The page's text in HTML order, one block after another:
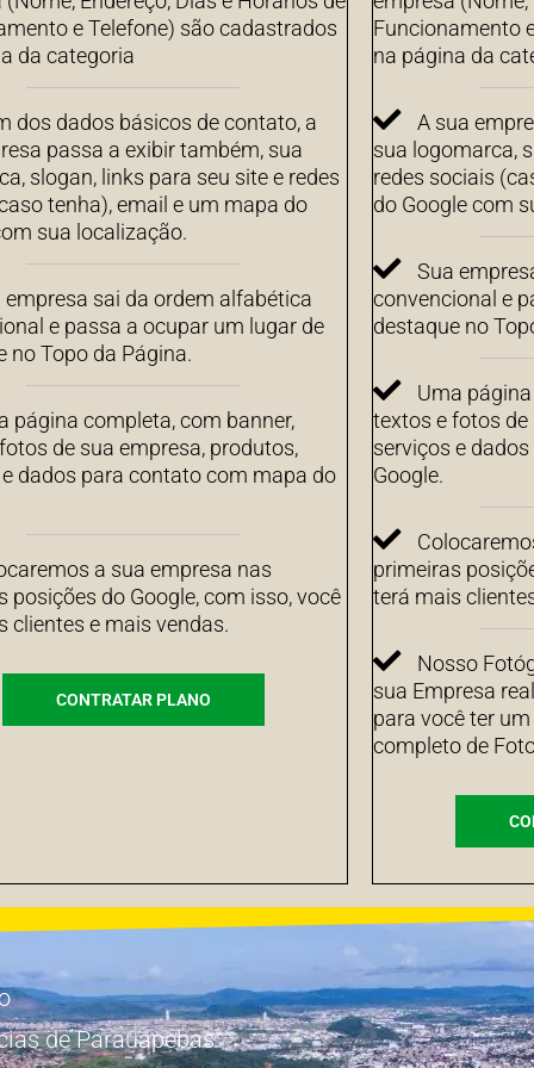
e Telefone) são cadastrados
da categoria
dos dados básicos de contato, a
passa a exibir também, sua
slogan, links para seu site e redes
tenha), email e um mapa do
sua localização.
empresa sai da ordem alfabética
e passa a ocupar um lugar de
no Topo da Página.
página completa, com banner,
de sua empresa, produtos,
dados para contato com mapa do
a sua empresa nas
posições do Google, com isso, você
clientes e mais vendas.
CONTRATAR PLANO
Funcionamento
na página da
A sua
sua logomarca,
redes sociais
do Google com
Sua
convencional e
destaque no
Uma
textos e fotos de
serviços e
Google.
primeiras
terá mais
Nosso
sua Empresa
para você ter
completo de
de Parauapebas